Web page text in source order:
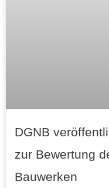
DGNB
zur Bewertung
Bauwerken